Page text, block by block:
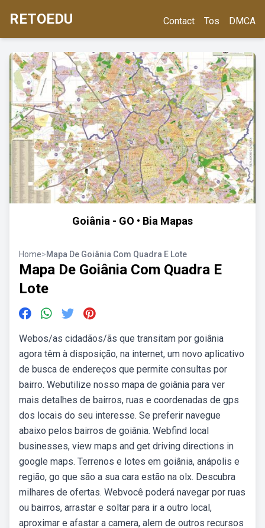
RETOEDU Contact Tos DMCA
Goiânia - GO • Bia Mapas
Home>Mapa De Goiânia Com Quadra E Lote
Mapa De Goiânia Com Quadra E
Lote
Webos/as cidadãos/ãs que transitam por goiânia
agora têm à disposição, na internet, um novo aplicativo
de busca de endereços que permite consultas por
bairro. Webutilize nosso mapa de goiânia para ver
mais detalhes de bairros, ruas e coordenadas de gps
dos locais do seu interesse. Se preferir navegue
abaixo pelos bairros de goiânia. Webfind local
businesses, view maps and get driving directions in
google maps. Terrenos e lotes em goiânia, anápolis e
região, go que são a sua cara estão na olx. Descubra
milhares de ofertas. Webvocê poderá navegar por ruas
ou bairros, arrastar e soltar para ir a outro local,
aproximar e afastar a camera, alem de outros recursos